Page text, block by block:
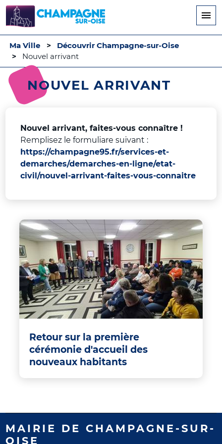
principal
Ma Ville
Découvrir Champagne-sur-Oise
Nouvel arrivant
NOUVEL ARRIVANT
Nouvel arrivant, faites-vous connaître !
Remplisez le formuliare suivant :
https://champagne95.fr/services-et-
demarches/demarches-en-ligne/etat-
civil/nouvel-arrivant-faites-vous-connaitre
Retour sur la première
cérémonie d'accueil des
nouveaux habitants
MAIRIE DE CHAMPAGNE-SUR-
OISE